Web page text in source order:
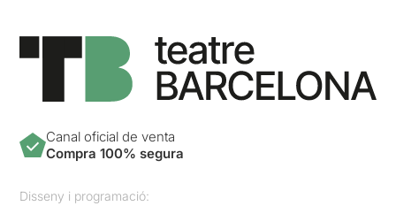
Canal oficial de venta
Compra 100% segura
Disseny i programació: